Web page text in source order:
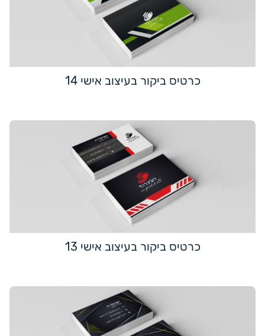
כרטיס ביקור בעיצוב אישי 14
כרטיס ביקור בעיצוב אישי 13